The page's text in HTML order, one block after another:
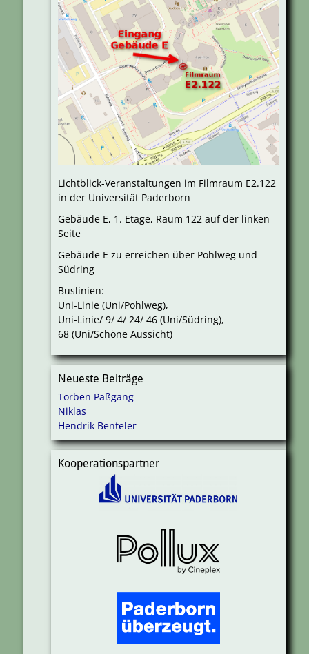
Lichtblick-Veranstaltungen im Filmraum E2.122
in der Universität Paderborn
Gebäude E, 1. Etage, Raum 122 auf der linken
Seite
Gebäude E zu erreichen über Pohlweg und
Südring
Buslinien:
Uni-Linie (Uni/Pohlweg),
Uni-Linie/ 9/ 4/ 24/ 46 (Uni/Südring),
68 (Uni/Schöne Aussicht)
Neueste Beiträge
Torben Paßgang
Niklas
Hendrik Benteler
Kooperationspartner